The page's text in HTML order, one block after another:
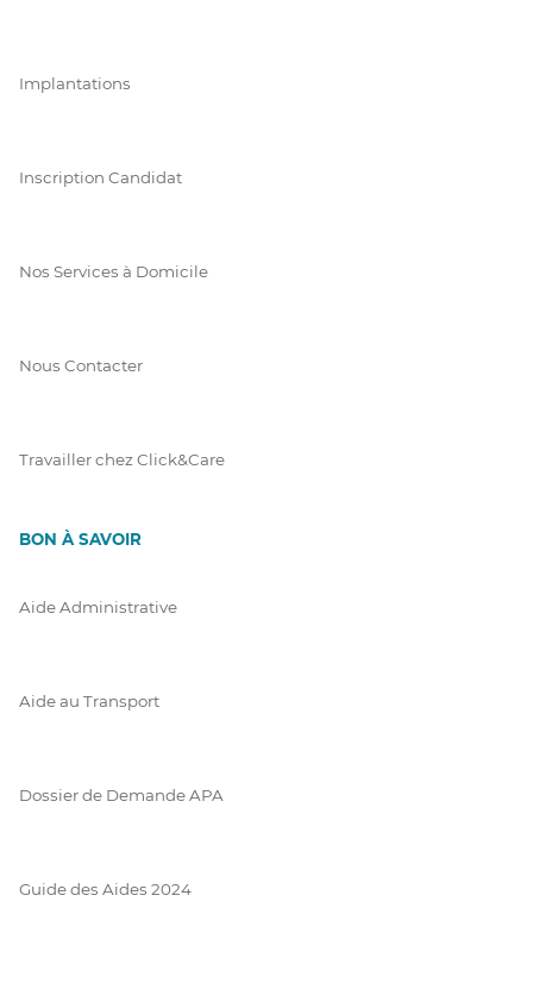
Implantations
Inscription Candidat
Nos Services à Domicile
Nous Contacter
Travailler chez Click&Care
BON À SAVOIR
Aide Administrative
Aide au Transport
Dossier de Demande APA
Guide des Aides 2024